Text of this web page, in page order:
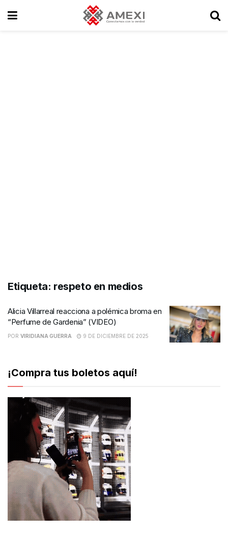
Etiqueta: respeto en medios
Alicia Villarreal reacciona a polémica broma en
“Perfume de Gardenia” (VIDEO)
POR VIRIDIANA GUERRA 9 DE DICIEMBRE DE 2025
¡Compra tus boletos aquí!